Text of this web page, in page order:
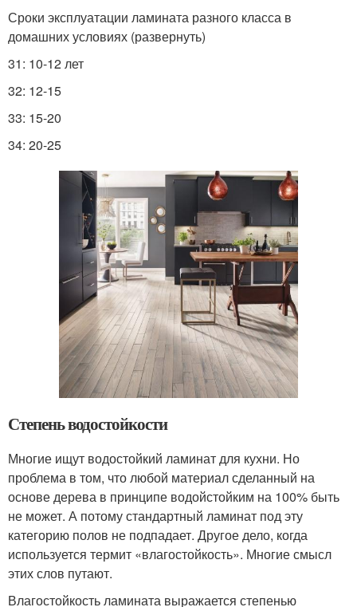
Сроки эксплуатации ламината разного класса в
домашних условиях (развернуть)
31: 10-12 лет
32: 12-15
33: 15-20
34: 20-25
Степень водостойкости
Многие ищут водостойкий ламинат для кухни. Но
проблема в том, что любой материал сделанный на
основе дерева в принципе водойстойким на 100% быть
не может. А потому стандартный ламинат под эту
категорию полов не подпадает. Другое дело, когда
используется термит «влагостойкость». Многие смысл
этих слов путают.
Влагостойкость ламината выражается степенью